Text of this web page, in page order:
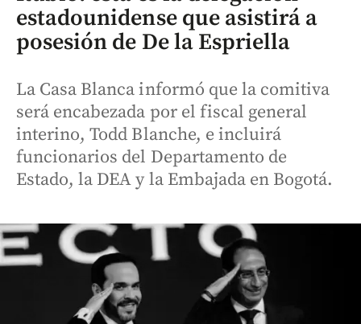
estadounidense que asistirá a
posesión de De la Espriella
La Casa Blanca informó que la comitiva
será encabezada por el fiscal general
interino, Todd Blanche, e incluirá
funcionarios del Departamento de
Estado, la DEA y la Embajada en Bogotá.